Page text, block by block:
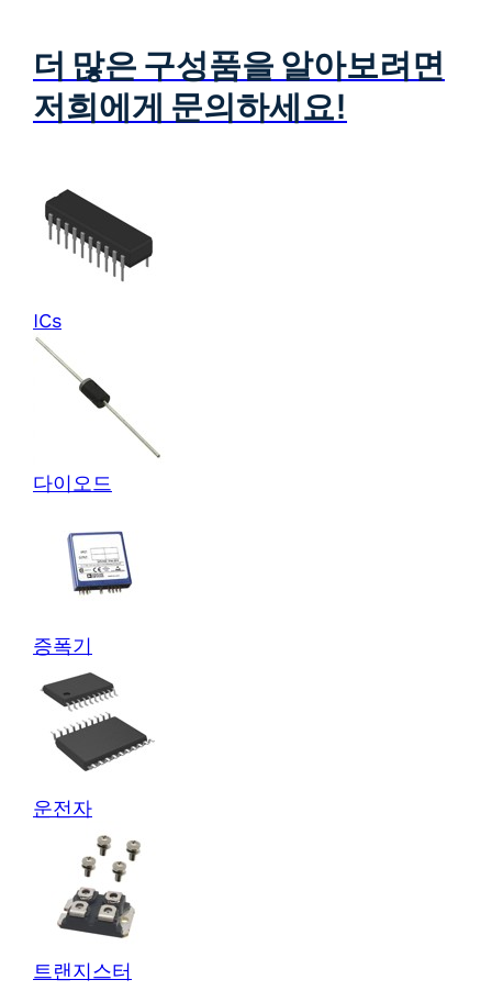
더 많은 구성품을 알아보려면
저희에게 문의하세요!
ICs
다이오드
증폭기
운전자
트랜지스터